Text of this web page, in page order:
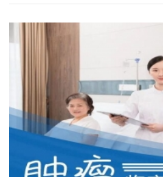
CTR20220362相关登记号药物名称重组